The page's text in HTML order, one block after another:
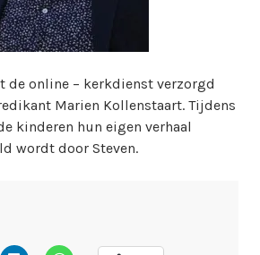
s
t
e
de online – kerkdienst verzorgd
Marien Kollenstaart. Tijdens
kinderen hun eigen verhaal
wordt door Steven.